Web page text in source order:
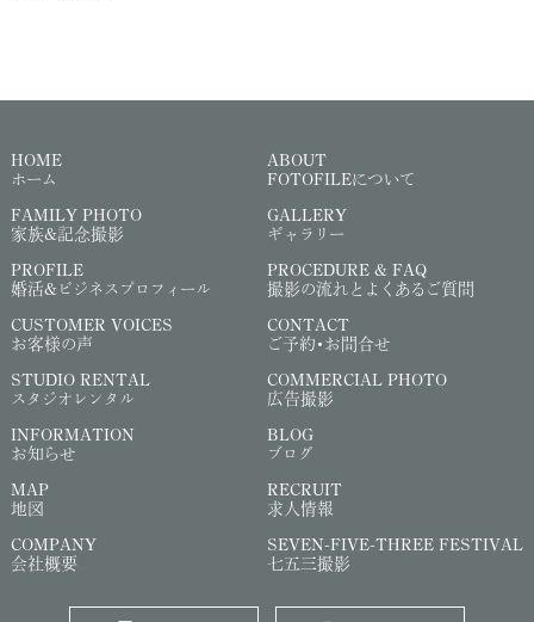
HOME
ホーム
ABOUT
FOTOFILEについて
FAMILY PHOTO
家族&記念撮影
GALLERY
ギャラリー
PROFILE
婚活&ビジネスプロフィール
PROCEDURE & FAQ
撮影の流れとよくあるご質問
CUSTOMER VOICES
お客様の声
CONTACT
ご予約・お問合せ
STUDIO RENTAL
スタジオレンタル
COMMERCIAL PHOTO
広告撮影
INFORMATION
お知らせ
BLOG
ブログ
MAP
地図
RECRUIT
求人情報
COMPANY
会社概要
SEVEN-FIVE-THREE FESTIVAL
七五三撮影